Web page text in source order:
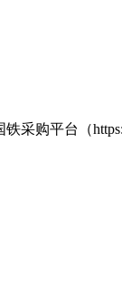
购平台（